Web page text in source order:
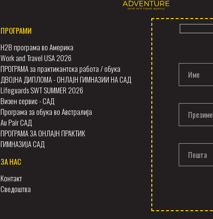
ПРОГРАМИ
H2B програма во Америка
Work and Travel USA 2026
ПРОГРАМА за практикантска работа / обука
ДВОЈНА ДИПЛОМА - ОНЛАЈН ГИМНАЗИИ НА САД
Lifeguards SWT SUMMER 2026
Визен сервис - САД
Програма за обука во Австралија
Au Pair САД
ПРОГРАМА ЗА ОНЛАЈН ПРАКТИК
ГИМНАЗИЈА САД
ЗА НАС
Контакт
Сведоштва
Име
Презиме
Пошта